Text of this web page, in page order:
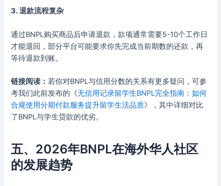
3. 退款流程复杂
通过BNPL购买商品后申请退款，款项通常需要5-10个工作日
才能退回，部分平台可能要求你先完成当前期数的还款，再
等待退款到账。
链接阅读：若你对BNPL与信用分数的关系有更多疑问，可参
考我们此前发布的《无信用记录留学生BNPL完全指南：如何
合规使用分期付款服务提升留学生活品质》，其中详细对比
了BNPL与学生贷款的优劣。
五、2026年BNPL在海外华人社区
的发展趋势